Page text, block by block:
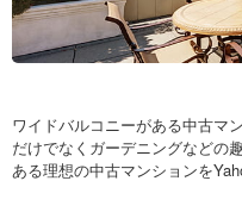
ワイドバルコニーがある中古マ
だけでなくガーデニングなどの
ある理想の中古マンションを